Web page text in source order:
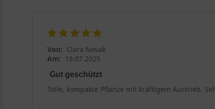
Von: Clara Novak
Am: 19.07.2025
Gut geschützt
Tolle, kompakte Pflanze mit kräftigem Austrieb.